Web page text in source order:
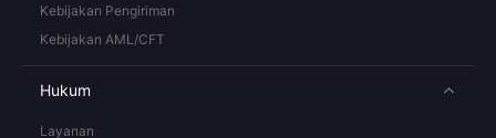
Kebijakan Pengiriman
Kebijakan AML/CFT
Hukum
Layanan